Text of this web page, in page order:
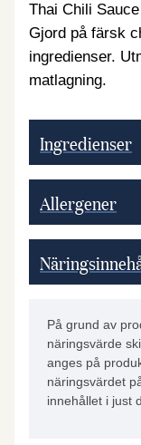
Thai Chili
Gjord på färsk
ingredienser.
matlagning.
Ingredienser
Allergener
På grund av
näringsvärde
anges på
näringsvärdet
innehållet i just